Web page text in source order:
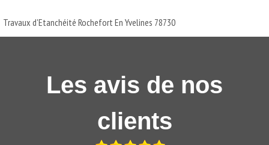
Travaux d'Etanchéité Rochefort En Yvelines 78730
Les avis de nos
clients